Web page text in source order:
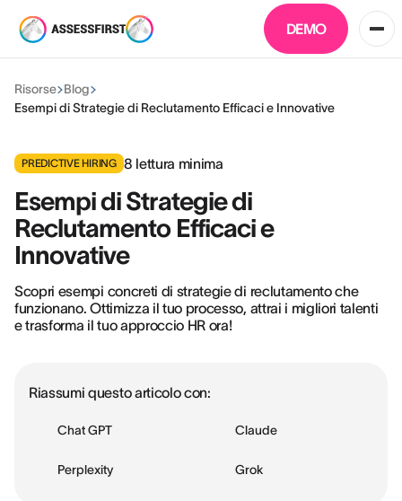
DEMO
Risorse Blog
Esempi di Strategie di Reclutamento Efficaci e Innovative
PREDICTIVE HIRING 8 lettura minima
Esempi di Strategie di
Reclutamento Efficaci e
Innovative
Scopri esempi concreti di strategie di reclutamento che
funzionano. Ottimizza il tuo processo, attrai i migliori talenti
e trasforma il tuo approccio HR ora!
Riassumi questo articolo con:
Chat GPT Claude
Perplexity Grok